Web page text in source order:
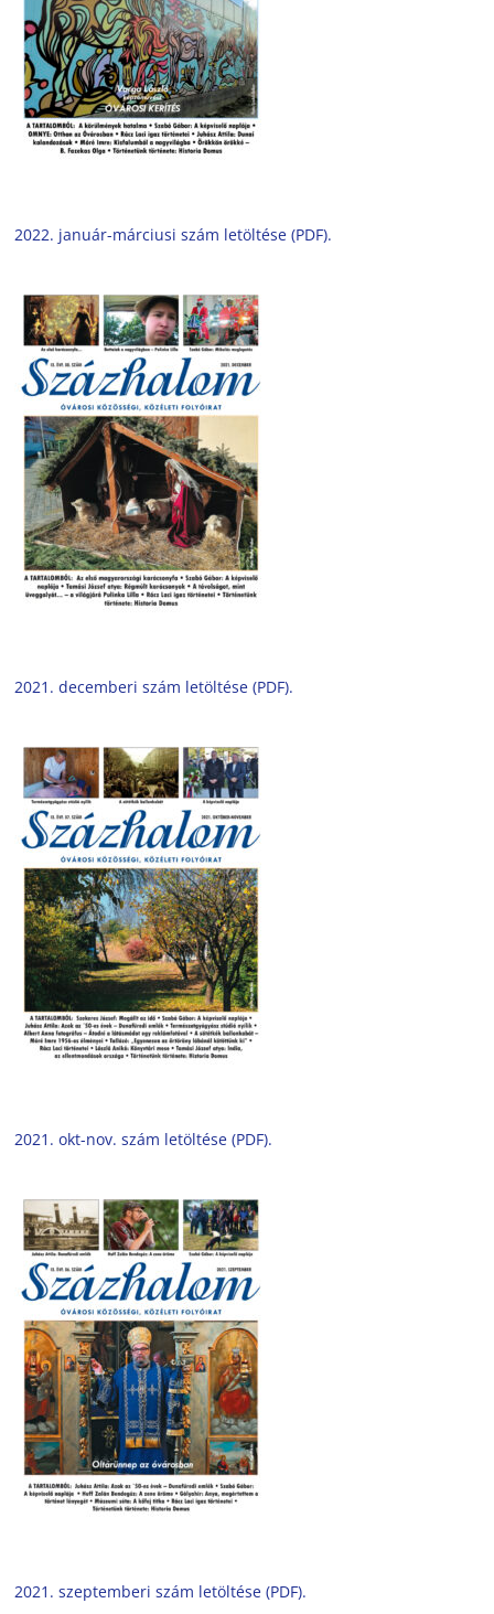
2022. január-márciusi szám letöltése (PDF).
2021. decemberi szám letöltése (PDF).
2021. okt-nov. szám letöltése (PDF).
2021. szeptemberi szám letöltése (PDF).